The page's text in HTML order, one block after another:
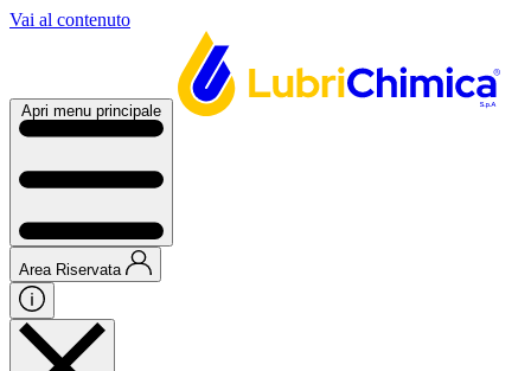
Vai al contenuto
Apri menu principale
Area Riservata